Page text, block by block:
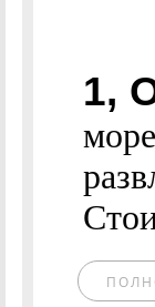
1,